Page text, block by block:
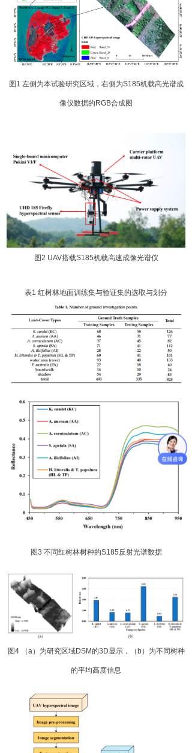
图 1 左侧为本试验研究区域，右侧 为S185机载高光谱成
像仪数据的 RGB合成图
图2 UAV搭载S185机载高速成像光谱仪
表1 红树林地面训练集与验证集的选取与划分
图3 不同红树林树种的S185反射光谱数据
图4 （a）为研究区域DSM的3 D显示， （ b）为不同树种
的平均高度信息